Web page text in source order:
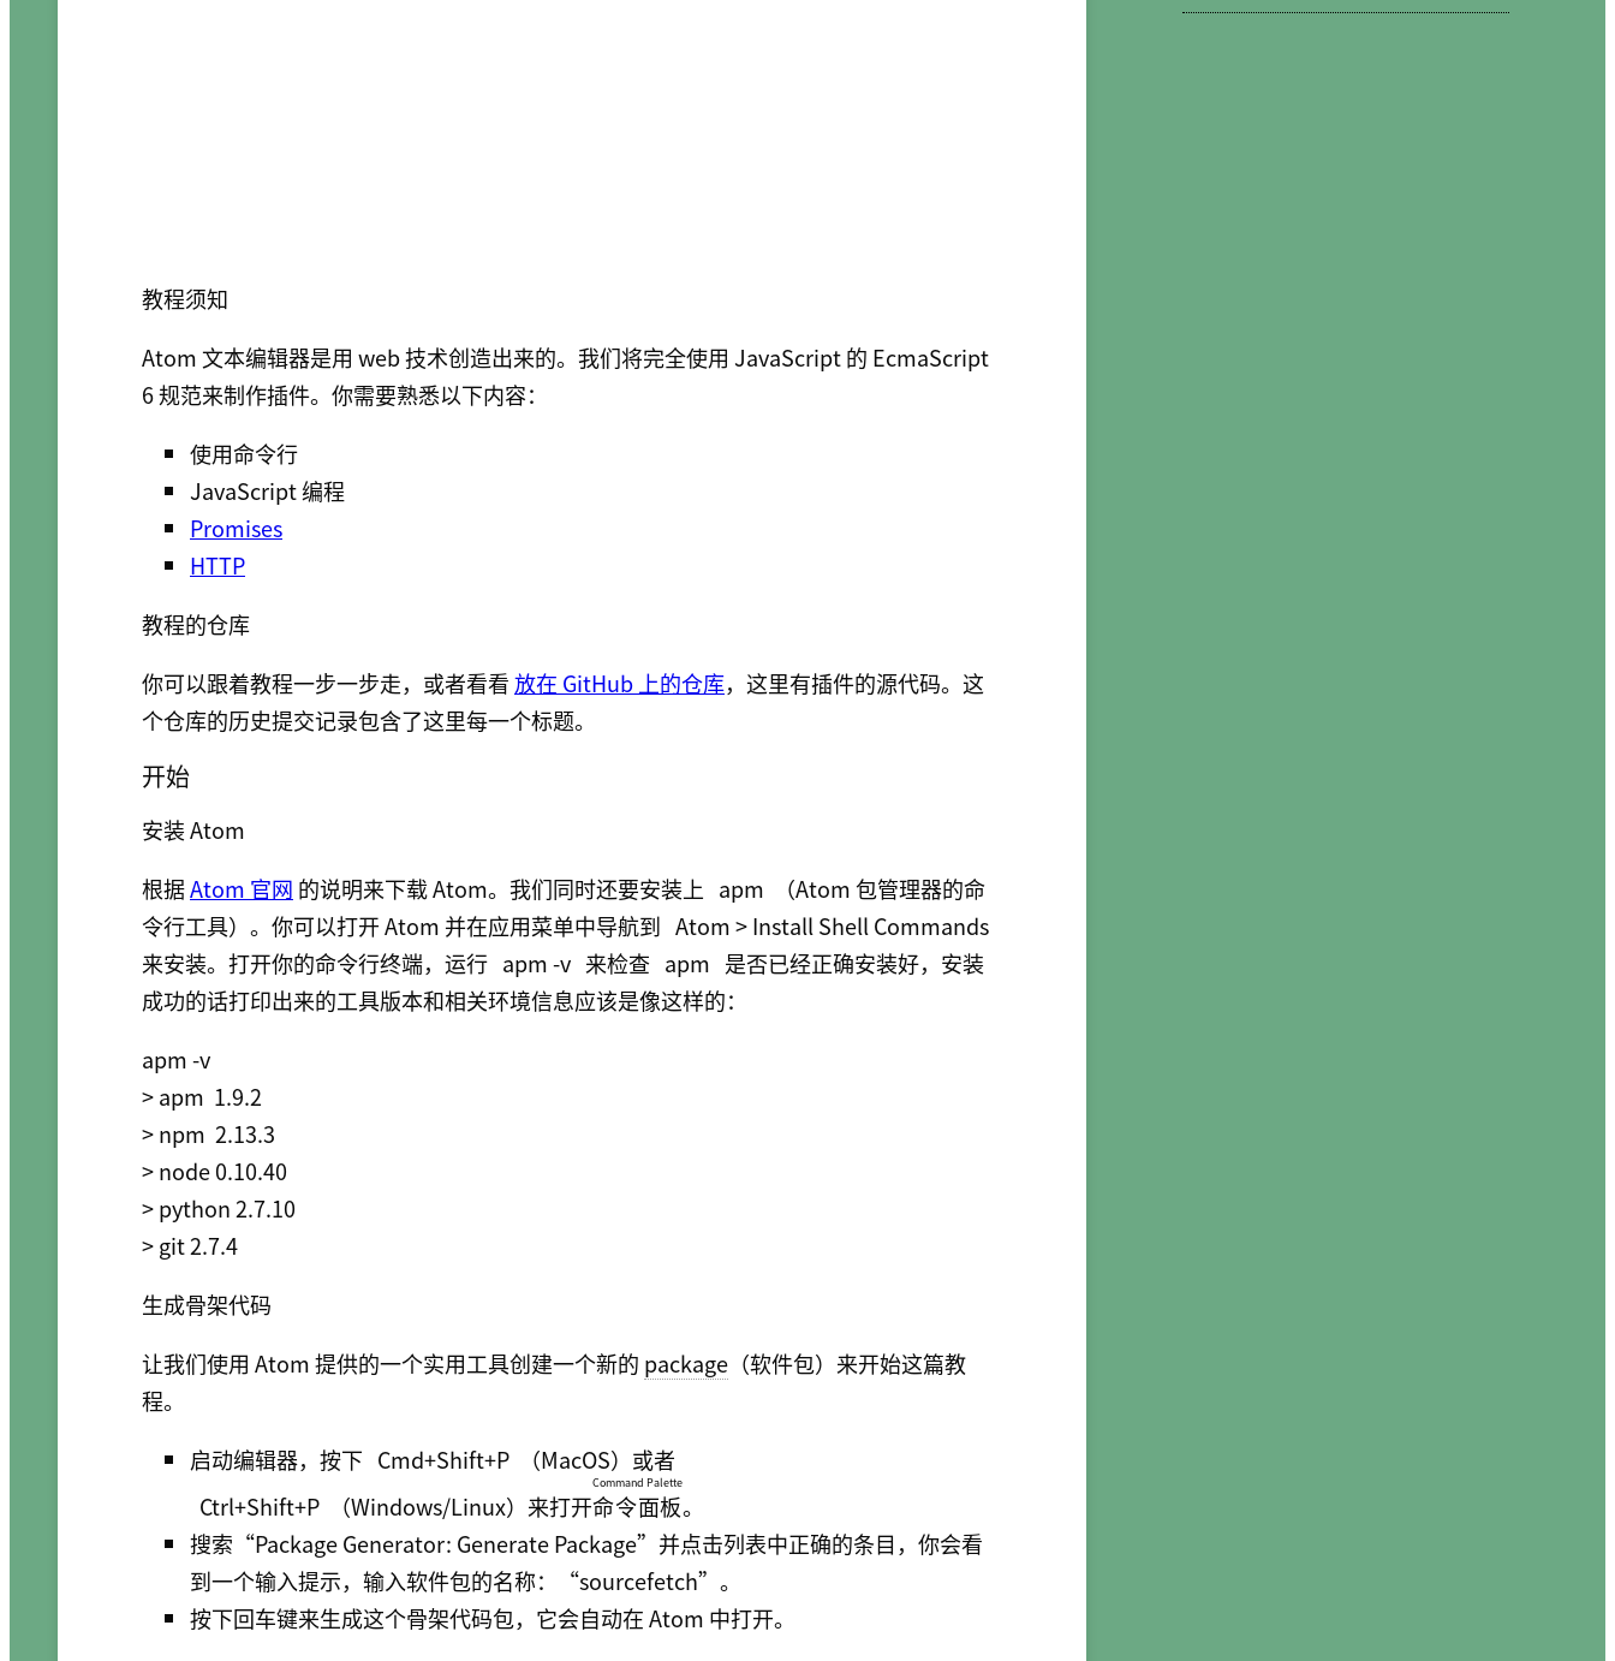
教程须知
Atom 文本编辑器是用 web 技术创造出来的。我们将完全使用 JavaScript 的 EcmaScript
6 规范来制作插件。你需要熟悉以下内容：
使用命令行
JavaScript 编程
Promises
HTTP
教程的仓库
你可以跟着教程一步一步走，或者看看放在 GitHub 上的仓库，这里有插件的源代码。这
个仓库的历史提交记录包含了这里每一个标题。
开始
安装 Atom
根据Atom 官网 的说明来下载 Atom。我们同时还要安装上 apm
（Atom 包管理器的命
令行工具）。你可以打开 Atom 并在应用菜单中导航到 Atom > Install Shell Commands
来安装。打开你的命令行终端，运行 apm -v 来检查 apm 是否已经正确安装好，安装
成功的话打印出来的工具版本和相关环境信息应该是像这样的：
apm -v
> apm  1.9.2
> npm  2.13.3
> node 0.10.40
> python 2.7.10
生成骨架代码
让我们使用 Atom 提供的一个实用工具创建一个新的 package （软件包）来开始这篇教
程。
启动编辑器，按下 Cmd+Shift+P
（MacOS）或者
Ctrl+Shift+P
（Windows/Linux）来打开命令面板
Command Palette
。
搜索“Package Generator: Generate Package”并点击列表中正确的条目，你会看
到一个输入提示，输入软件包的名称：“sourcefetch”。
按下回车键来生成这个骨架代码包，它会自动在 Atom 中打开。